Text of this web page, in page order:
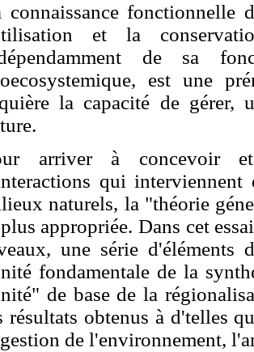
connaissance fonctionnelle
et la
de sa
est une
la capacité de gérer,
arriver à concevoir
qui
naturels, la "théorie
appropriée. Dans cet
une série d'éléments
fondamentale de la
de base de la
résultats obtenus à d'telles
de l'environnement,